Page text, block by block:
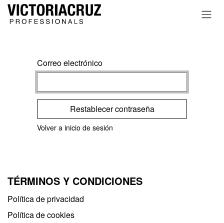
Ir al contenido
Correo electrónico
Restablecer contraseña
Volver a inicio de sesión
TÉRMINOS Y CONDICIONES
Política de privacidad​
Política de cookies